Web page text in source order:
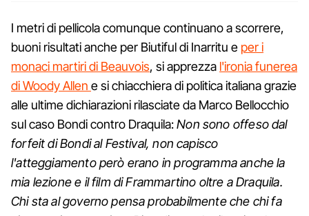
I metri di pellicola comunque continuano a scorrere,
buoni risultati anche per Biutiful di Inarritu e per i
monaci martiri di Beauvois, si apprezza l'ironia funerea
di Woody Allen e si chiacchiera di politica italiana grazie
alle ultime dichiarazioni rilasciate da Marco Bellocchio
sul caso Bondi contro Draquila:Non sono offeso dal
forfeit di Bondi al Festival, non capisco
l'atteggiamento però erano in programma anche la
mia lezione e il film di Frammartino oltre a Draquila.
Chi sta al governo pensa probabilmente che chi fa